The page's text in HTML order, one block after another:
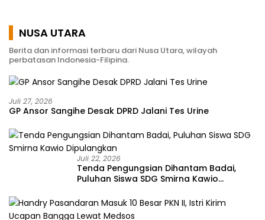
NUSA UTARA
Berita dan informasi terbaru dari Nusa Utara, wilayah
perbatasan Indonesia-Filipina.
Juli 27, 2026
GP Ansor Sangihe Desak DPRD Jalani Tes Urine
Juli 22, 2026
Tenda Pengungsian Dihantam Badai,
Puluhan Siswa SDG Smirna Kawio